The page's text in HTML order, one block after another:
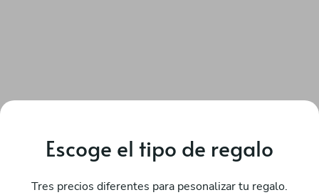
Escoge el tipo de regalo
Tres precios diferentes para pesonalizar tu regalo.